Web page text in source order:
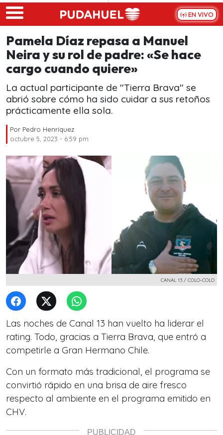
Skip to main content
EN VIVO
Pamela Díaz repasa a Manuel
Neira y su rol de padre: «Se hace
cargo cuando quiere»
La actual participante de "Tierra Brava" se
abrió sobre cómo ha sido cuidar a sus retoños
prácticamente ella sola.
Por Pedro Henríquez
octubre 5, 2023 - 6:59 pm
CANAL 13 / COLO-COLO
Las noches de Canal 13 han vuelto ha liderar el
rating. Todo, gracias a Tierra Brava, que entró a
competirle a Gran Hermano Chile.
Con un formato más tradicional, el programa se
convirtió rápido en una brisa de aire fresco
respecto al ambiente en el programa emitido en
CHV.